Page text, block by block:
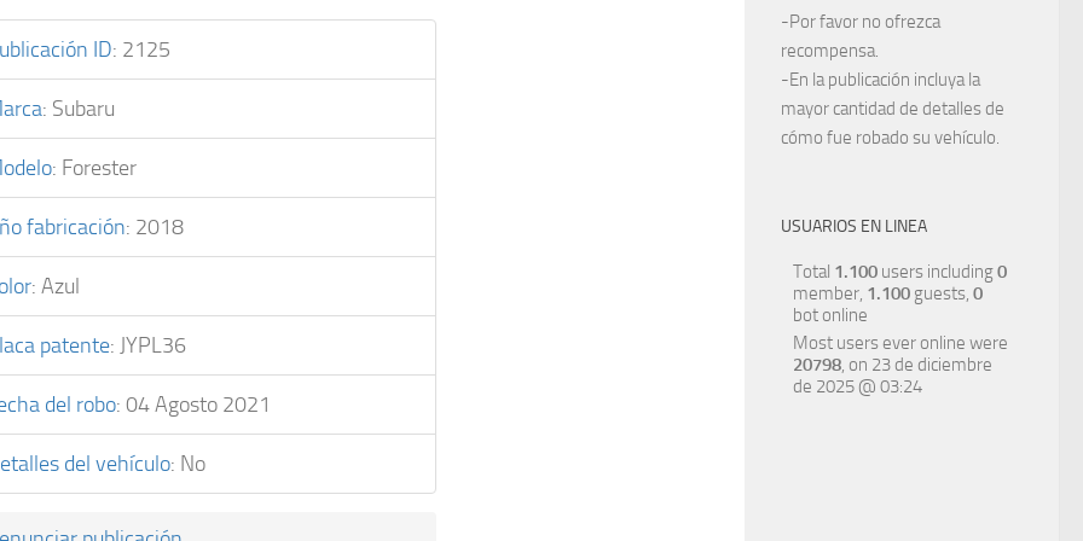
ID: 2125
: Subaru
: Forester
fabricación: 2018
: Azul
patente: JYPL36
del robo: 04 Agosto 2021
del vehículo: No
-Por favor no ofrezca
recompensa.
-En la publicación incluya la
mayor cantidad de detalles de
cómo fue robado su vehículo.
USUARIOS EN LINEA
Total 1.100 users including0
member, 1.100 guests, 0
bot online
Most users ever online were
20798, on 23 de diciembre
de 2025 @ 03:24